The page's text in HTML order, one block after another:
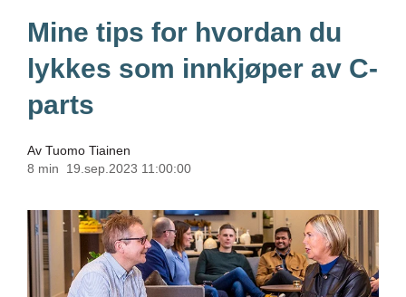
Mine tips for hvordan du
lykkes som innkjøper av C-
parts
Av Tuomo Tiainen
8 min
19.sep.2023 11:00:00